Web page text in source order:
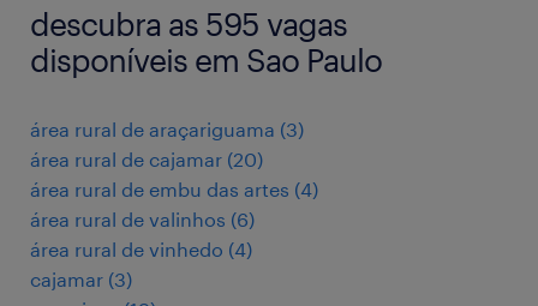
descubra as 595 vagas
disponíveis em Sao Paulo
área rural de araçariguama (3)
área rural de cajamar (20)
área rural de embu das artes (4)
área rural de valinhos (6)
área rural de vinhedo (4)
cajamar (3)